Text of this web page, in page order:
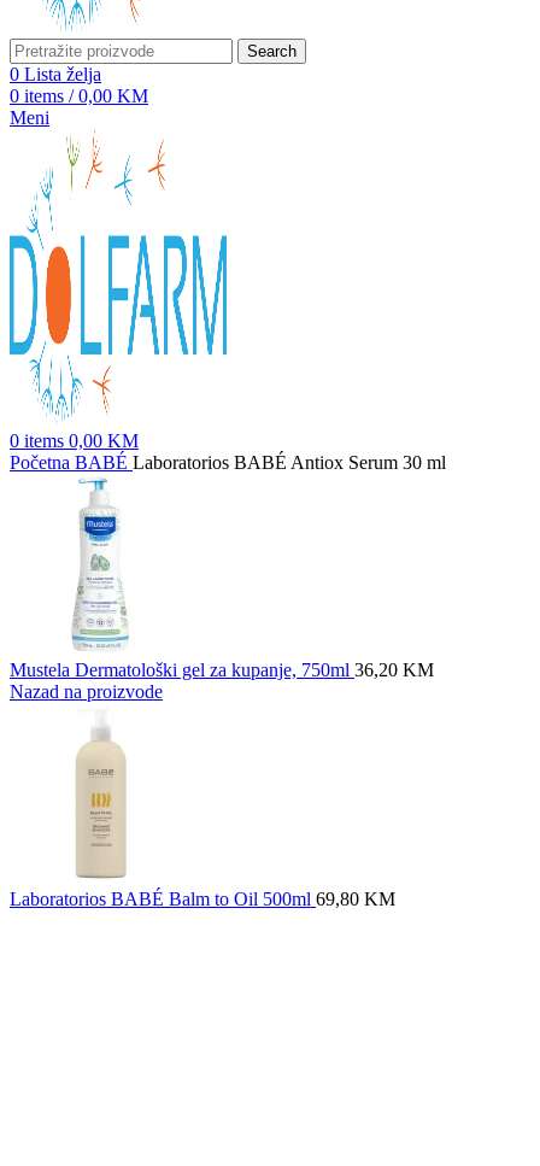
Search
0 Lista želja
0 items / 0,00 KM
Meni
0 items 0,00 KM
Početna BABÉ Laboratorios BABÉ Antiox Serum 30 ml
Mustela Dermatološki gel za kupanje, 750ml 36,20 KM
Nazad na proizvode
Laboratorios BABÉ Balm to Oil 500ml 69,80 KM